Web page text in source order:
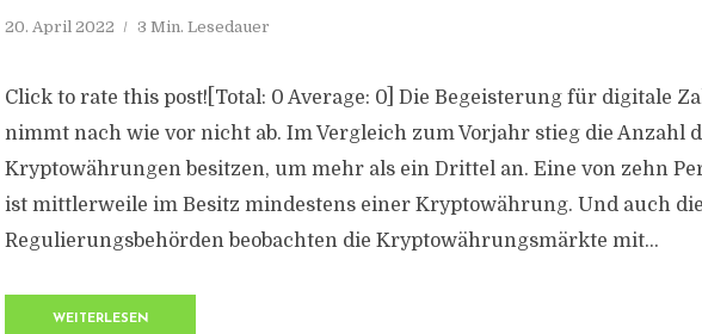
20. April 2022 3 Min. Lesedauer
Click to rate this post![Total: 0 Average: 0] Die Begeisterung für digitale
nimmt nach wie vor nicht ab. Im Vergleich zum Vorjahr stieg die Anzahl
Kryptowährungen besitzen, um mehr als ein Drittel an. Eine von zehn
ist mittlerweile im Besitz mindestens einer Kryptowährung. Und auch
Regulierungsbehörden beobachten die Kryptowährungsmärkte mit...
WEITERLESEN